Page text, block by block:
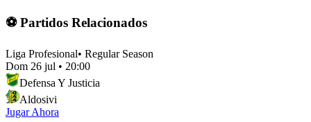
⚽ Partidos Relacionados
Liga Profesional• Regular Season
Dom 26 jul • 20:00
Defensa Y Justicia
Aldosivi
Jugar Ahora